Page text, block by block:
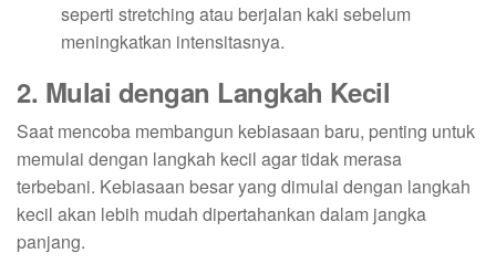
seperti stretching atau berjalan kaki sebelum
meningkatkan intensitasnya.
2. Mulai dengan Langkah Kecil
Saat mencoba membangun kebiasaan baru, penting untuk
memulai dengan langkah kecil agar tidak merasa
terbebani. Kebiasaan besar yang dimulai dengan langkah
kecil akan lebih mudah dipertahankan dalam jangka
panjang.